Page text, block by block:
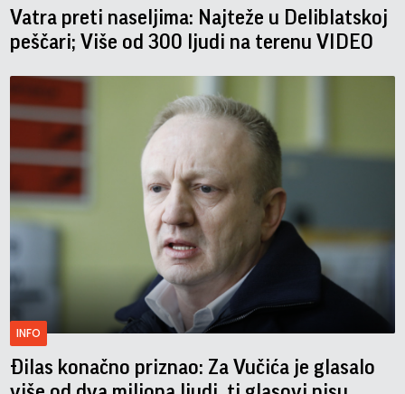
Vatra preti naseljima: Najteže u Deliblatskoj
peščari; Više od 300 ljudi na terenu VIDEO
INFO
Đilas konačno priznao: Za Vučića je glasalo